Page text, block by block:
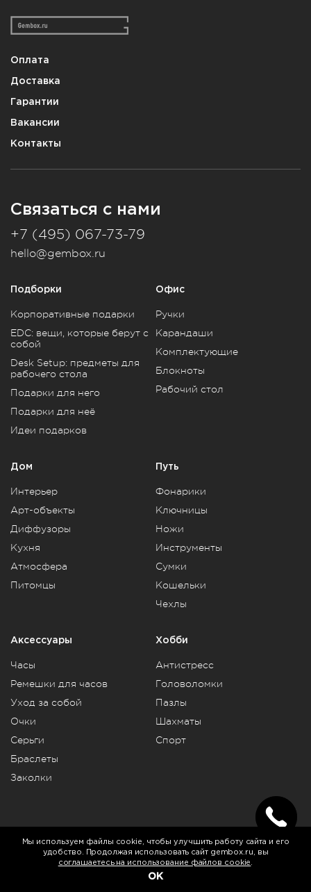
Оплата
Доставка
Гарантии
Вакансии
Контакты
Связаться с нами
+7 (495) 067-73-79
hello@gembox.ru
Подборки
Корпоративные подарки
EDC: вещи, которые берут с
собой
Desk Setup: предметы для
рабочего стола
Подарки для него
Подарки для неё
Идеи подарков
Офис
Ручки
Карандаши
Комплектующие
Блокноты
Рабочий стол
Дом
Интерьер
Арт-объекты
Диффузоры
Кухня
Атмосфера
Питомцы
Путь
Фонарики
Ключницы
Ножи
Инструменты
Сумки
Кошельки
Чехлы
Аксессуары
Часы
Ремешки для часов
Уход за собой
Очки
Серьги
Браслеты
Заколки
Хобби
Антистресс
Головоломки
Пазлы
Шахматы
Спорт
© 2009-2026 Gembox.Политика конфиденциальности
Telegram Vkontakte Rutube
Мы используем файлы cookie, чтобы улучшить работу сайта и его
удобство. Продолжая использовать сайт gembox.ru, вы
соглашаетесь на использование файлов cookie .
OK